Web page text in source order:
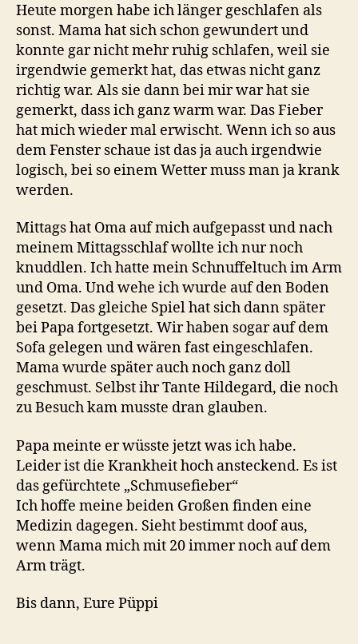
Heute morgen habe ich länger geschlafen als
sonst. Mama hat sich schon gewundert und
konnte gar nicht mehr ruhig schlafen, weil sie
irgendwie gemerkt hat, das etwas nicht ganz
richtig war. Als sie dann bei mir war hat sie
gemerkt, dass ich ganz warm war. Das Fieber
hat mich wieder mal erwischt. Wenn ich so aus
dem Fenster schaue ist das ja auch irgendwie
logisch, bei so einem Wetter muss man ja krank
werden.
Mittags hat Oma auf mich aufgepasst und nach
meinem Mittagsschlaf wollte ich nur noch
knuddlen. Ich hatte mein Schnuffeltuch im Arm
und Oma. Und wehe ich wurde auf den Boden
gesetzt. Das gleiche Spiel hat sich dann später
bei Papa fortgesetzt. Wir haben sogar auf dem
Sofa gelegen und wären fast eingeschlafen.
Mama wurde später auch noch ganz doll
geschmust. Selbst ihr Tante Hildegard, die noch
zu Besuch kam musste dran glauben.
Papa meinte er wüsste jetzt was ich habe.
Leider ist die Krankheit hoch ansteckend. Es ist
das gefürchtete „Schmusefieber“
Ich hoffe meine beiden Großen finden eine
Medizin dagegen. Sieht bestimmt doof aus,
wenn Mama mich mit 20 immer noch auf dem
Arm trägt.
Bis dann, Eure Püppi